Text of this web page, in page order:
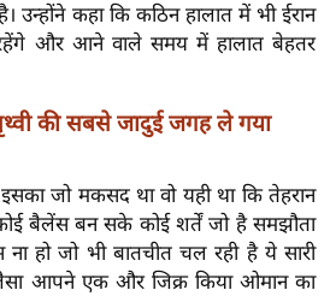
उन्होंने कहा कि कठिन हालात में भी ईरान
और आने वाले समय में हालात बेहतर
की सबसे जादुई जगह ले गया
जो मकसद था वो यही था कि तेहरान
बैलेंस बन सके कोई शर्तें जो है समझौता
हो जो भी बातचीत चल रही है ये सारी
आपने एक और जिक्र किया ओमान का